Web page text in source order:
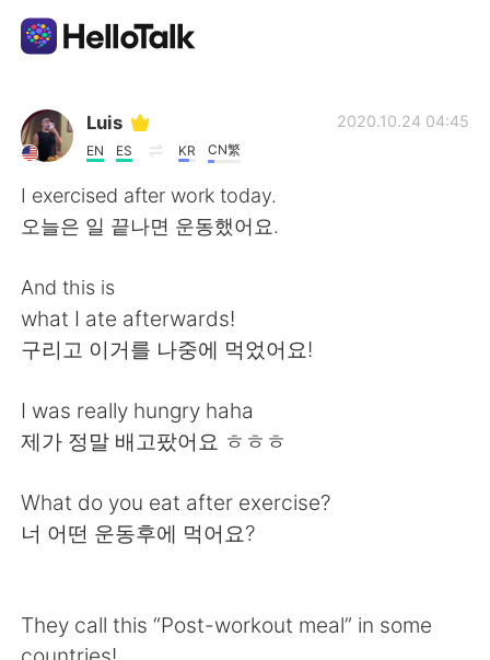
Dil Değişimi Uygulaması
AI Grammar Checker
Türkçe
English 简体中文
العربية Français
Deutsch 日本語
Luis
EN ES KR CN繁
2020.10.24 04:45
I exercised after work today.
오늘은 일 끝나면 운동했어요.
And this is
what I ate afterwards!
구리고 이거를 나중에 먹었어요!
I was really hungry haha
제가 정말 배고팠어요 ㅎㅎㅎ
What do you eat after exercise?
너 어떤 운동후에 먹어요?
They call this “Post-workout meal” in some